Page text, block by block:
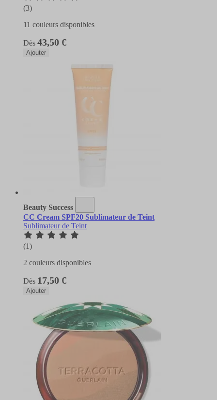
(3)
11 couleurs disponibles
Dès 43,50 €
Ajouter
Beauty Success
CC Cream SPF20 Sublimateur de Teint
Sublimateur de Teint
(1)
2 couleurs disponibles
Dès 17,50 €
Ajouter